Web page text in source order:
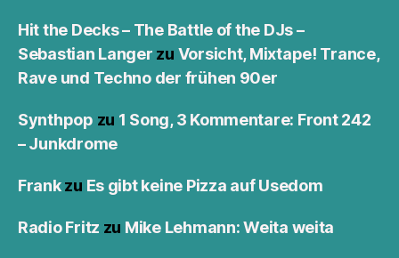
Hit the Decks – The Battle of the DJs –
Sebastian Langer zu Vorsicht, Mixtape! Trance,
Rave und Techno der frühen 90er
Synthpop zu 1 Song, 3 Kommentare: Front 242
– Junkdrome
Frankzu Es gibt keine Pizza auf Usedom
Radio Fritz zu Mike Lehmann: Weita weita